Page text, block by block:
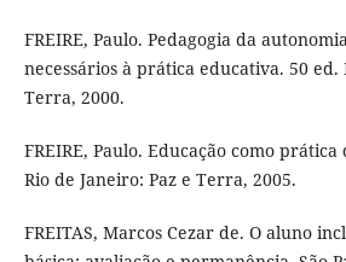
FREIRE, Paulo. Pedagogia da
necessários à prática educativa. 50 ed.
Terra, 2000.
FREIRE, Paulo. Educação como
Rio de Janeiro: Paz e Terra, 2005.
FREITAS, Marcos Cezar de. O aluno